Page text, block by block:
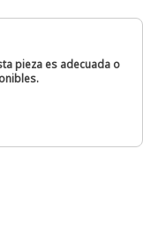
pieza es adecuada o